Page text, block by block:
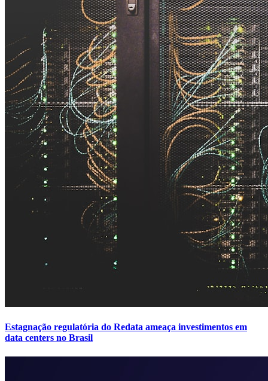
Estagnação regulatória do Redata ameaça investimentos em
data centers no Brasil